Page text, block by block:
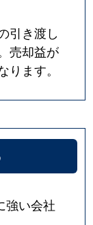
引き渡し
売却益が
ます。
強い会社